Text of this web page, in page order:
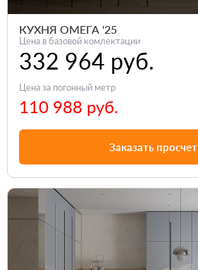
КУХНЯ ОМЕГА '25
Цена в базовой комлектации
332 964 руб.
Цена за погонный метр
110 988 руб.
Заказать просчет